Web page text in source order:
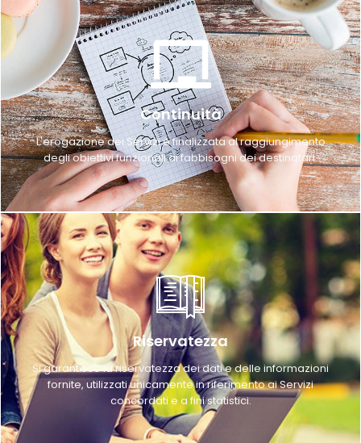
Continuità
L'erogazione dei Servizi è finalizzata al raggiungimento
degli obiettivi funzionali ai fabbisogni dei destinatari.
Riservatezza
Si garantisce la riservatezza dei dati e delle informazioni
fornite, utilizzati unicamente in riferimento ai Servizi
concordati e a fini statistici.